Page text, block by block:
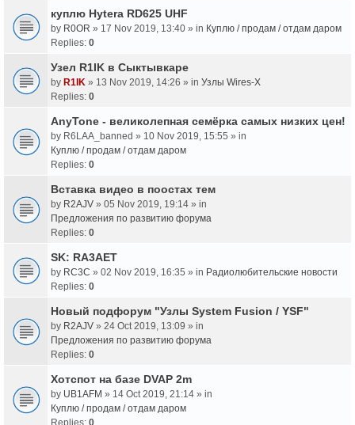
куплю Hytera RD625 UHF
by R0OR » 17 Nov 2019, 13:40 » in Куплю / продам / отдам даром
Replies: 0
Узел R1IK в Сыктывкаре
by R1IK » 13 Nov 2019, 14:26 » in Узлы Wires-X
Replies: 0
AnyTone - великолепная семёрка самых низких цен!
by R6LAA_banned » 10 Nov 2019, 15:55 » in
Куплю / продам / отдам даром
Replies: 0
Вставка видео в поостах тем
by R2AJV » 05 Nov 2019, 19:14 » in
Предложения по развитию форума
Replies: 0
SK: RA3AET
by RC3C » 02 Nov 2019, 16:35 » in Радиолюбительские новости
Replies: 0
Новый подфорум "Узлы System Fusion / YSF"
by R2AJV » 24 Oct 2019, 13:09 » in
Предложения по развитию форума
Replies: 0
Хотспот на базе DVAP 2m
by UB1AFM » 14 Oct 2019, 21:14 » in
Куплю / продам / отдам даром
Replies: 0